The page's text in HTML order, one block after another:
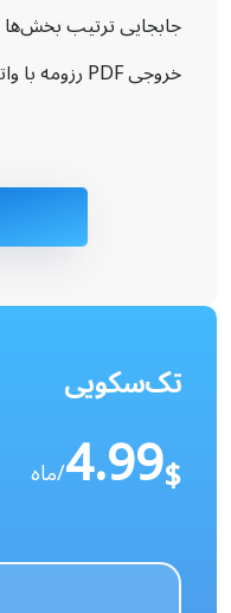
جابجایی ترتیب
خروجی PDF رزومه با واترمارک
تک‌سکویی
$
4.99/ماه